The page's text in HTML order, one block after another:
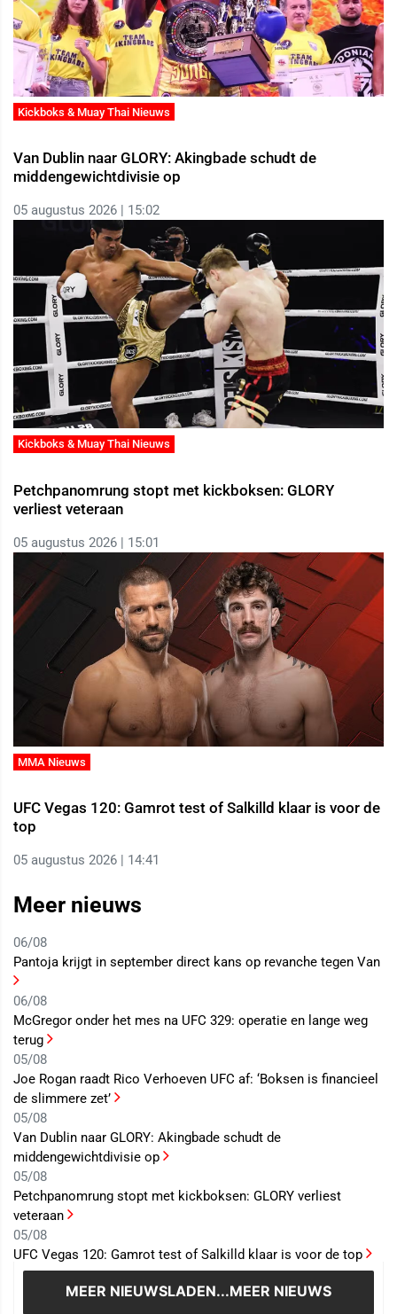
Kickboks & Muay Thai Nieuws
Van Dublin naar GLORY: Akingbade schudt de
middengewichtdivisie op
05 augustus 2026 | 15:02
Kickboks & Muay Thai Nieuws
Petchpanomrung stopt met kickboksen: GLORY
verliest veteraan
05 augustus 2026 | 15:01
MMA Nieuws
UFC Vegas 120: Gamrot test of Salkilld klaar is voor de
top
05 augustus 2026 | 14:41
Meer nieuws
06/08
Pantoja krijgt in september direct kans op revanche tegen Van
06/08
McGregor onder het mes na UFC 329: operatie en lange weg
terug
05/08
Joe Rogan raadt Rico Verhoeven UFC af: ‘Boksen is financieel
de slimmere zet’
05/08
Van Dublin naar GLORY: Akingbade schudt de
middengewichtdivisie op
05/08
Petchpanomrung stopt met kickboksen: GLORY verliest
veteraan
05/08
UFC Vegas 120: Gamrot test of Salkilld klaar is voor de top
MEER NIEUWSLADEN...MEER NIEUWS